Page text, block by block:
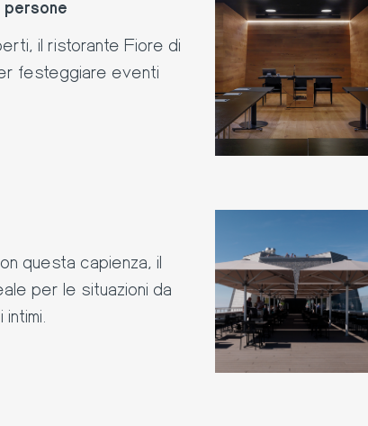
persone
il ristorante Fiore di
festeggiare eventi
questa capienza, il
per le situazioni da